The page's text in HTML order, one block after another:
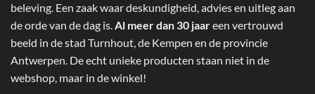
beleving. Een zaak waar deskundigheid, advies en uitleg aan
de orde van de dag is.Al meer dan 30 jaareen vertrouwd
beeld in de stad Turnhout, de Kempen en de provincie
Antwerpen. De echt unieke producten staan niet in de
webshop, maar in de winkel!